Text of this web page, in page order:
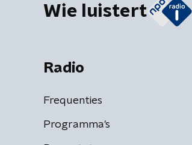
Wie luistert
Radio
Frequenties
Programma's